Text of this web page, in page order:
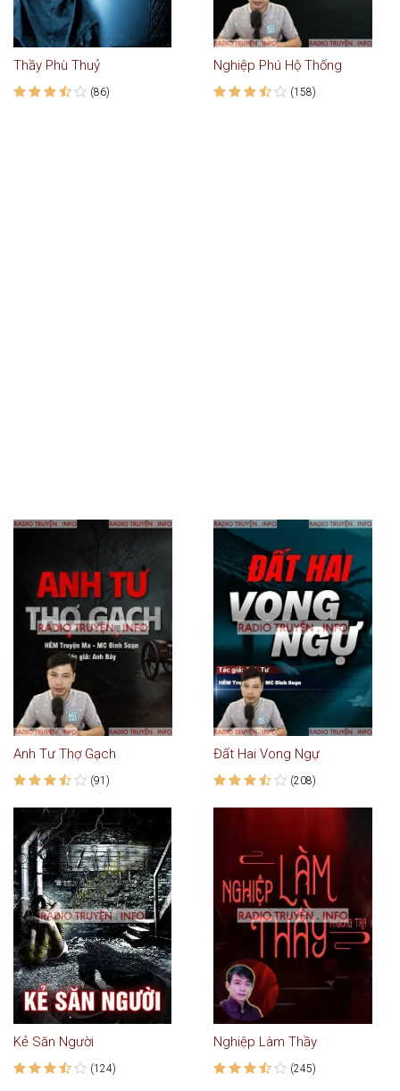
Thầy Phù Thuỷ
(86)
Nghiệp Phú Hộ Thống
(158)
Anh Tư Thợ Gạch
(91)
Đất Hai Vong Ngự
(208)
Kẻ Săn Người
(124)
Nghiệp Làm Thầy
(245)